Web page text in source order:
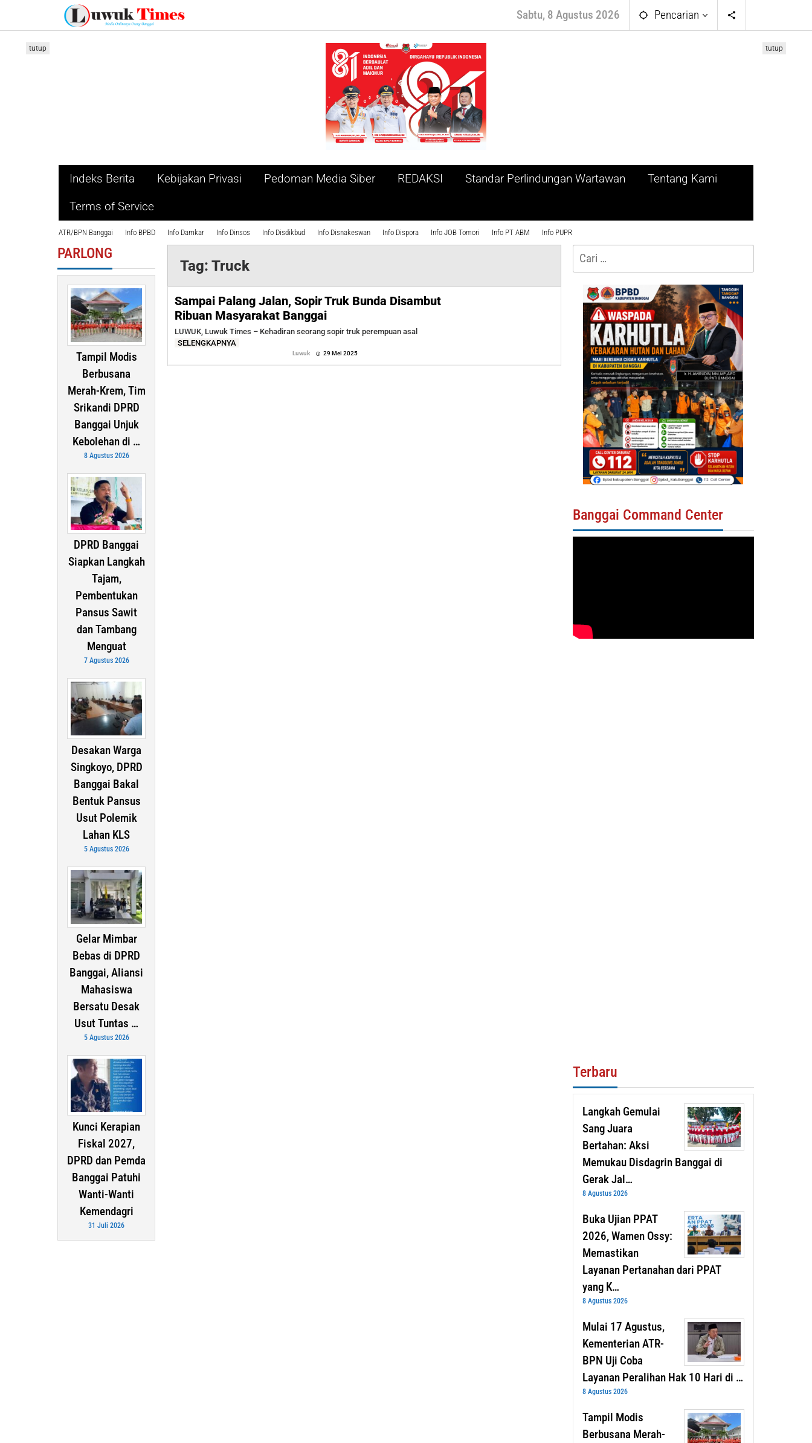
Sabtu, 8 Agustus 2026 Pencarian
Indeks Berita Kebijakan Privasi Pedoman Media Siber REDAKSI Standar Perlindungan Wartawan
Tentang Kami
Terms of Service
ATR/BPN Banggai Info BPBD Info Damkar Info Dinsos Info Disdikbud Info Disnakeswan Info Dispora Info JOB Tomori Info PT ABM Info PUPR
tutup tutup
PARLONG
Tampil Modis
Berbusana
Merah-Krem, Tim
Srikandi DPRD
Banggai Unjuk
Kebolehan di …
8 Agustus 2026
DPRD Banggai
Siapkan Langkah
Tajam,
Pembentukan
Pansus Sawit
dan Tambang
Menguat
7 Agustus 2026
Desakan Warga
Singkoyo, DPRD
Banggai Bakal
Bentuk Pansus
Usut Polemik
Lahan KLS
5 Agustus 2026
Gelar Mimbar
Bebas di DPRD
Banggai, Aliansi
Mahasiswa
Bersatu Desak
Usut Tuntas …
5 Agustus 2026
Kunci Kerapian
Fiskal 2027,
DPRD dan Pemda
Banggai Patuhi
Wanti-Wanti
Kemendagri
31 Juli 2026
Tag:Truck
Sampai Palang Jalan, Sopir Truk Bunda Disambut
Ribuan Masyarakat Banggai
LUWUK, Luwuk Times – Kehadiran seorang sopir truk perempuan asal
SELENGKAPNYA
Luwuk 29 Mei 2025
Cari
untuk:
Banggai Command Center
Terbaru
Langkah Gemulai
Sang Juara
Bertahan: Aksi
Memukau Disdagrin Banggai di
Gerak Jal…
8 Agustus 2026
Buka Ujian PPAT
2026, Wamen Ossy:
Memastikan
Layanan Pertanahan dari PPAT
yang K…
8 Agustus 2026
Mulai 17 Agustus,
Kementerian ATR-
BPN Uji Coba
Layanan Peralihan Hak 10 Hari di …
8 Agustus 2026
Tampil Modis
Berbusana Merah-